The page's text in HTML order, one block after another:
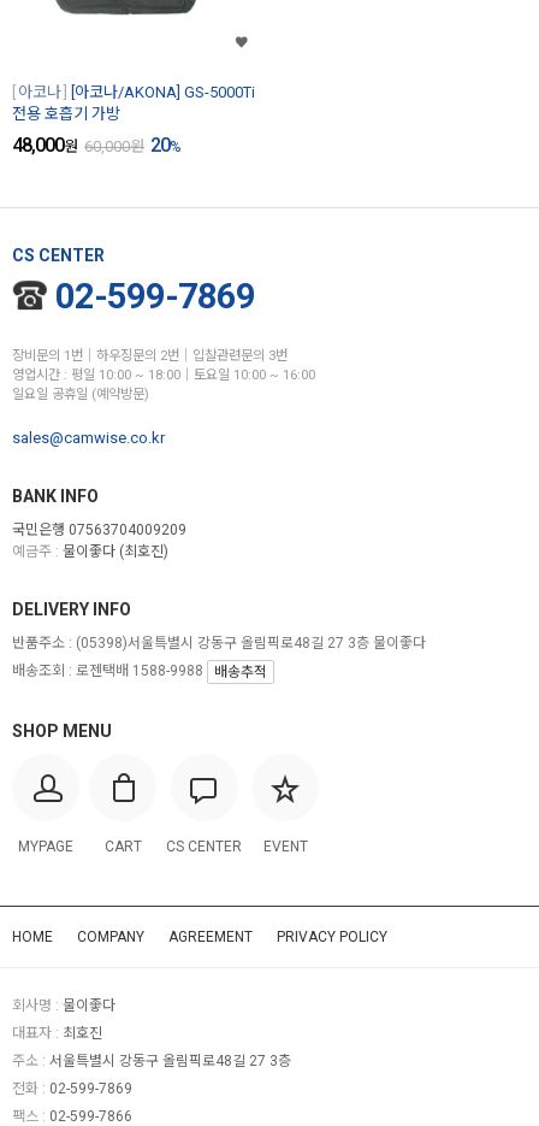
아코나
[아코나/AKONA] GS-5000Ti
전용 호흡기 가방
48,000원 60,000원 20%
CS CENTER
02-599-7869
장비문의 1번│하우징문의 2번│입찰관련문의 3번
영업시간 : 평일 10:00 ~ 18:00│토요일 10:00 ~ 16:00
일요일 공휴일 (예약방문)
sales@camwise.co.kr
BANK INFO
국민은행 07563704009209
예금주 : 물이좋다 (최호진)
SHOP MENU
MYPAGE CART CS CENTER EVENT
DELIVERY INFO
반품주소 : (05398)서울특별시 강동구 올림픽로48길 27 3층 물이좋다
배송조회 : 로젠택배 1588-9988
배송추적
HOME COMPANY AGREEMENT PRIVACY POLICY
회사명 : 물이좋다
대표자 : 최호진
주소 : 서울특별시 강동구 올림픽로48길 27 3층
전화 : 02-599-7869
팩스 : 02-599-7866